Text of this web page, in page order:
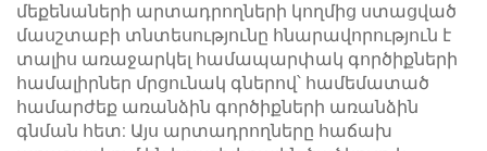
մեքենաների արտադրողների կողմից ստացված
մասշտաբի տնտեսությունը հնարավորություն է
տալիս առաջարկել համապարփակ գործիքների
համալիրներ մրցունակ գներով՝ համեմատած
համարժեք առանձին գործիքների առանձին
գնման հետ: Այս արտադրողները հաճախ